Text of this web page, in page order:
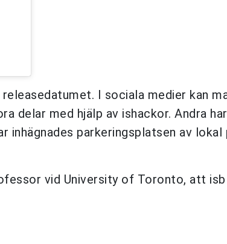
I sociala medier kan
delar med hjälp av ishackor. Andra
parkeringsplatsen av
vid University of Toronto, att